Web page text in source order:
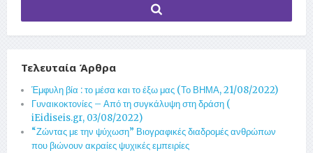
Τελευταία Άρθρα
Έμφυλη βία : το μέσα και το έξω μας (Το ΒΗΜΑ, 21/08/2022)
Γυναικοκτονίες – Από τη συγκάλυψη στη δράση (
iEidiseis.gr, 03/08/2022)
“Ζώντας με την ψύχωση” Βιογραφικές διαδρομές ανθρώπων
που βιώνουν ακραίες ψυχικές εμπειρίες